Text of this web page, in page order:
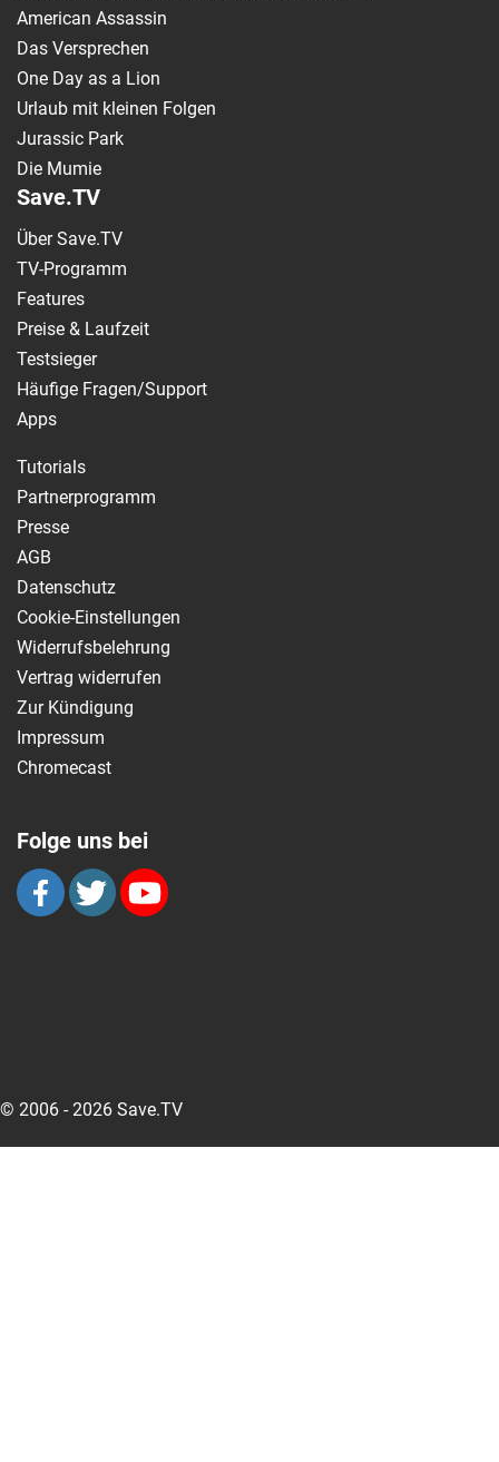
American Assassin
Das Versprechen
One Day as a Lion
Urlaub mit kleinen Folgen
Jurassic Park
Die Mumie
Save.TV
Über Save.TV
TV-Programm
Features
Preise & Laufzeit
Testsieger
Häufige Fragen/Support
Apps
Tutorials
Partnerprogramm
Presse
AGB
Datenschutz
Cookie-Einstellungen
Widerrufsbelehrung
Vertrag widerrufen
Zur Kündigung
Impressum
Chromecast
Folge uns bei
© 2006 - 2026 Save.TV